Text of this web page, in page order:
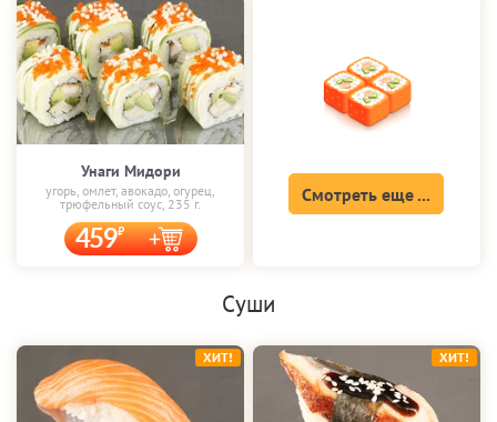
Унаги Мидори
угорь, омлет, авокадо, огурец,
трюфельный соус, 235 г.
459
Смотреть еще ...
Суши
ХИТ! ХИТ!